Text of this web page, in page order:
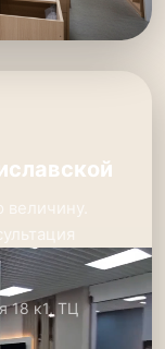
18 к1, ТЦ